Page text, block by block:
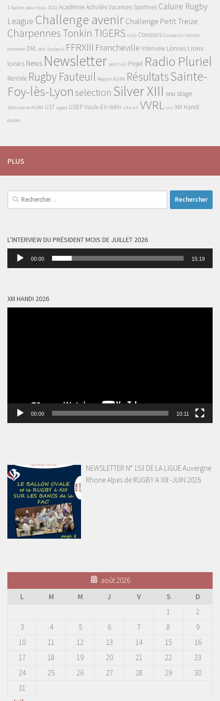
1 ballon pour tous 2022 AcadémieActivités Vacances Sportives Caluire Rugby
League Challenge avenirChallenge Petit Treize
Charpennes Tonkin TIGERS club Concours Coupe du monde
domene DRL edr fauteuil FFRXIII Francheville Interview Lionnes Lions
loisirs News Newsletter petit xiii Projet Radio Pluriel
Rentrée Rugby Fauteuil Région AURA RésultatsSainte-
Foy-lès-Lyon selection Silver XIII snu stage
Séminaire AURA U17 ugsel USEPVaulx-En-Velin vita xiii VVRL vvv XIII Handi
écoles
PLUS
Rechercher :
L’INTERVIEW DU PRÉSIDENT MOIS DE JUILLET 2026
Lecteur
00:00 15:19
XIII HANDI 2026
00:00 10:11
NEWSLETTER N° 153 DE LA LIGUE Auvergne
Rhone Alpes de RUGBY A XIII -JUIN 2026
août 2026
L
M M J V S
D
1
2
3
4 5 6 7 8
9
10
11 12 13 14 15
16
17
18 19 20 21 22
23
24
25 26 27 28 29
30
31